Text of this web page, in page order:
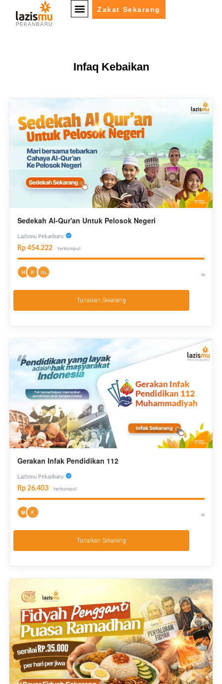
Zakat Sekarang
Infaq Kebaikan
Sedekah Al-Qur'an Untuk Pelosok Negeri
Lazismu Pekanbaru
Rp 454.222 terkumpul
H F 11+ ∞
Tunaikan Sekarang
Gerakan Infak Pendidikan 112
Lazismu Pekanbaru
Rp 26.403 terkumpul
M F ∞
Tunaikan Sekarang